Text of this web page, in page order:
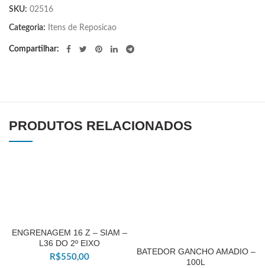
SKU: 02516
Categoria: Itens de Reposicao
Compartilhar
PRODUTOS RELACIONADOS
ENGRENAGEM 16 Z – SIAM –
L36 DO 2º EIXO
R$550,00
BATEDOR GANCHO AMADIO –
100L